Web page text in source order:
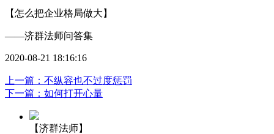
【怎么把企业格局做大】
——济群法师问答集
2020-08-21 18:16:16
上一篇：不纵容也不过度惩罚
下一篇：如何打开心量
【济群法师】